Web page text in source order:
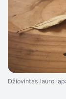
Džiovintas lauro